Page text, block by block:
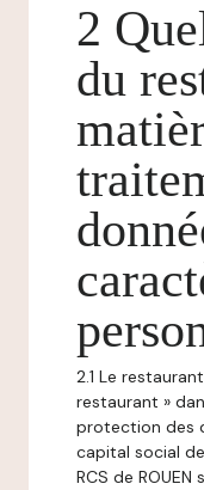
2
du
2.1 Le
restaurant »
protection des
capital social
RCS de